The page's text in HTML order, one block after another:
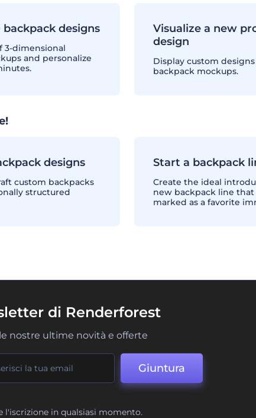
backpack designs
3-dimensional
and personalize
Visualize a new
design
Display custom
backpack mockups.
designs
custom backpacks
structured
Start a backpack
Create the ideal
new backpack line
marked as a favorite
di Renderforest
nostre ultime novità e offerte
Giuntura
l'iscrizione in qualsiasi momento.